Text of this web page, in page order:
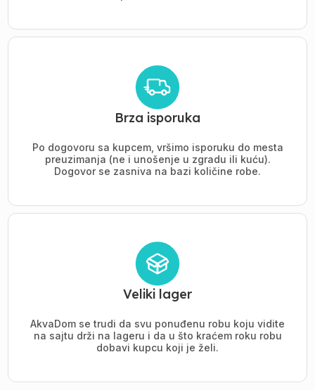
Brza isporuka
Po dogovoru sa kupcem, vršimo isporuku do mesta
preuzimanja (ne i unošenje u zgradu ili kuću).
Dogovor se zasniva na bazi količine robe.
Veliki lager
AkvaDom se trudi da svu ponuđenu robu koju vidite
na sajtu drži na lageru i da u što kraćem roku robu
dobavi kupcu koji je želi.